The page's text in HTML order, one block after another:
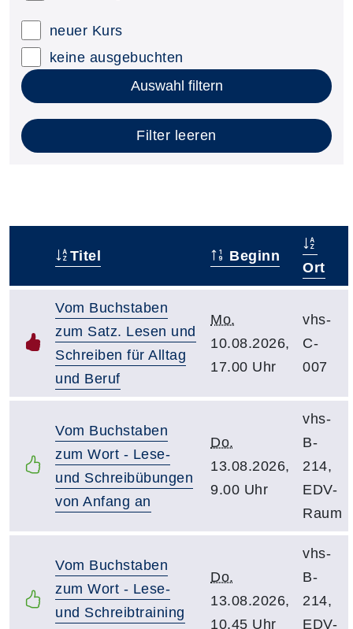
neuer Kurs
keine ausgebuchten
Auswahl filtern
Filter leeren
Titel Beginn
Ort
Vom Buchstaben
zum Satz. Lesen und
Schreiben für Alltag
und Beruf
Mo.
10.08.2026,
17.00 Uhr
vhs-
C-
007
Vom Buchstaben
zum Wort - Lese-
und Schreibübungen
von Anfang an
Do.
13.08.2026,
9.00 Uhr
vhs-
B-
214,
EDV-
Raum
Vom Buchstaben
zum Wort - Lese-
und Schreibtraining
Do.
13.08.2026,
10.45 Uhr
vhs-
B-
214,
EDV-